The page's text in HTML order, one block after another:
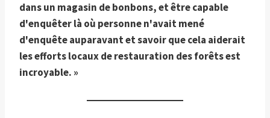
dans un magasin de bonbons, et être capable
d'enquêter là où personne n'avait mené
d'enquête auparavant et savoir que cela aiderait
les efforts locaux de restauration des forêts est
incroyable. »